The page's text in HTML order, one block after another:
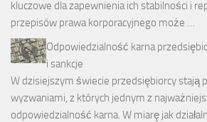
kluczowe dla zapewnienia ich stabilności i
przepisów prawa korporacyjnego może …
Odpowiedzialność karna
i sankcje
W dzisiejszym świecie przedsiębiorcy stają
wyzwaniami, z których jednym z
odpowiedzialność karna. W miarę jak